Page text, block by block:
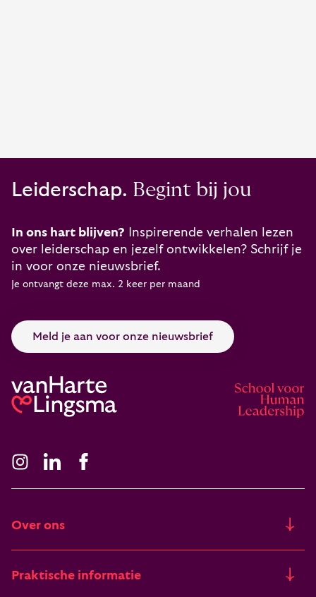
Leiderschap. Begint bij jou
In ons hart blijven? Inspirerende verhalen lezen
over leiderschap en jezelf ontwikkelen? Schrijf je
in voor onze nieuwsbrief.
Je ontvangt deze max. 2 keer per maand
Meld je aan voor onze nieuwsbrief
Over ons
Praktische informatie